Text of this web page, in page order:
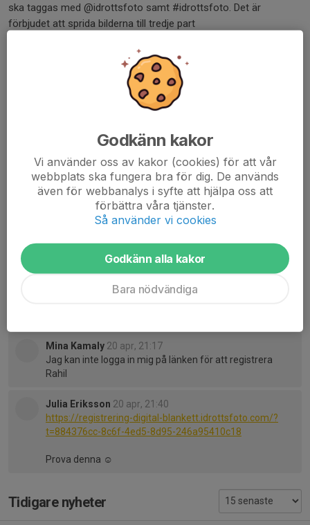
ska taggas med @idrottsfoto samt #idrottsfoto. Det är
förbjudet att sprida bilderna till tredje part
EFTER FOTOGRAFERINGSTILLFÄLLET
Idrottsfoto levererar samtliga beställningar per post till
o I varje bildleverans ligger en faktura till respektive beställare.
o Vid eventuella frågor ber vi beställaren att själv ta kontakt med
vår kundtjänst.
Med vänliga hälsningar,
Dela nyhet
Mina Kamaly 20 apr, 21:17
Jag kan inte logga in mig på länken för att registrera
Rahil
Julia Eriksson 20 apr, 21:40
https://registrering-digital-blankett.idrottsfoto.com/?
t=884376cc-8c6f-4ed5-8d95-246a95410c18
Prova denna ☺️
Tidigare nyheter
Godkänn kakor
Vi använder oss av kakor (cookies) för att vår
webbplats ska fungera bra för dig. De används
även för webbanalys i syfte att hjälpa oss att
förbättra våra tjänster.
Så använder vi cookies
Godkänn alla kakor
Bara nödvändiga